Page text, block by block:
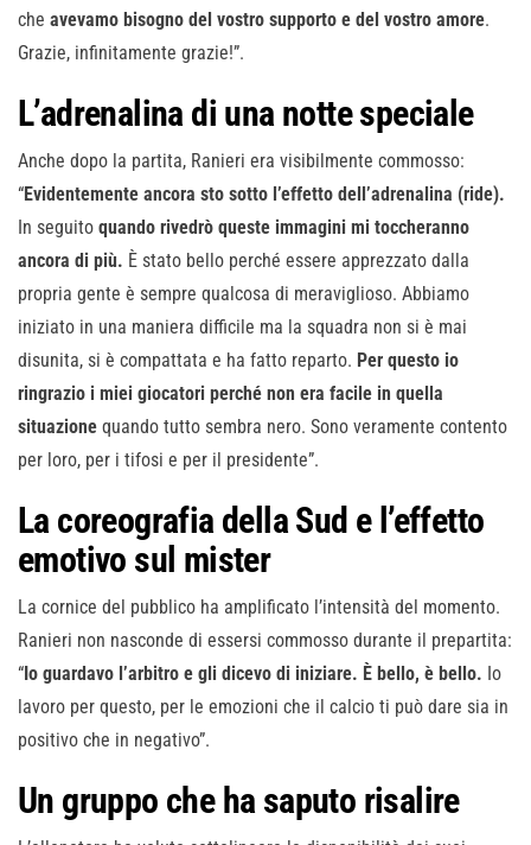
che avevamo bisogno del vostro supporto e del vostro amore.
Grazie, infinitamente grazie!”.
L’adrenalina di una notte speciale
Anche dopo la partita, Ranieri era visibilmente commosso:
“Evidentemente ancora sto sotto l’effetto dell’adrenalina (ride).
In seguito quando rivedrò queste immagini mi toccheranno
ancora di più. È stato bello perché essere apprezzato dalla
propria gente è sempre qualcosa di meraviglioso. Abbiamo
iniziato in una maniera difficile ma la squadra non si è mai
disunita, si è compattata e ha fatto reparto. Per questo io
ringrazio i miei giocatori perché non era facile in quella
situazione quando tutto sembra nero. Sono veramente contento
per loro, per i tifosi e per il presidente”.
La coreografia della Sud e l’effetto
emotivo sul mister
La cornice del pubblico ha amplificato l’intensità del momento.
Ranieri non nasconde di essersi commosso durante il prepartita:
“Io guardavo l’arbitro e gli dicevo di iniziare. È bello, è bello. Io
lavoro per questo, per le emozioni che il calcio ti può dare sia in
positivo che in negativo”.
Un gruppo che ha saputo risalire